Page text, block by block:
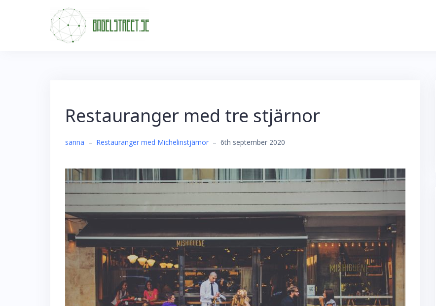
Restauranger med tre stjärnor
sanna – Restauranger med Michelinstjärnor – 6th september 2020